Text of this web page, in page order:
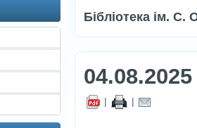
Бібліотека ім. С.
04.08.2025
| |